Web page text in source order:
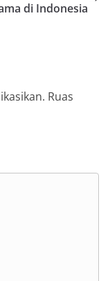
di Indonesia
Ruas